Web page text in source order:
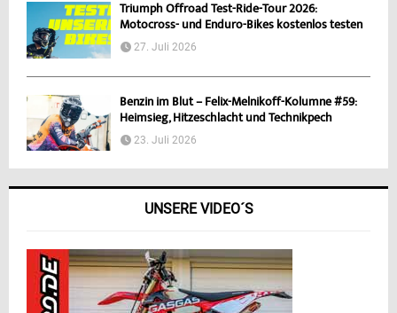
Triumph Offroad Test-Ride-Tour 2026:
Motocross- und Enduro-Bikes kostenlos testen
27. Juli 2026
Benzin im Blut – Felix-Melnikoff-Kolumne #59:
Heimsieg, Hitzeschlacht und Technikpech
23. Juli 2026
UNSERE VIDEO´S